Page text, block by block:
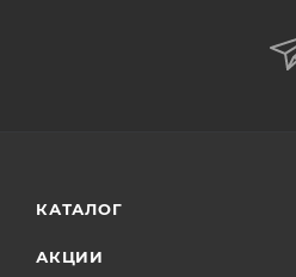
КАТАЛОГ
АКЦИИ